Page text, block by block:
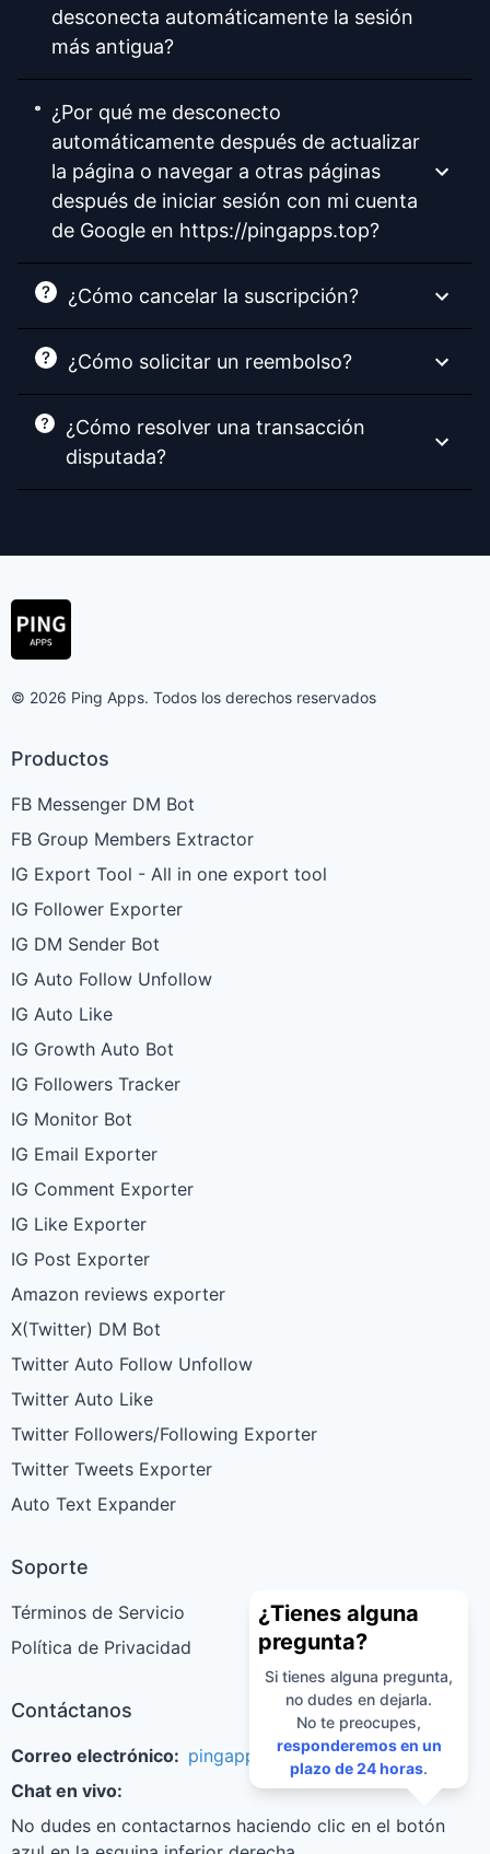
desconecta automáticamente la sesión
más antigua?
¿Por qué me desconecto
automáticamente después de actualizar
la página o navegar a otras páginas
después de iniciar sesión con mi cuenta
de Google en https://pingapps.top?
¿Cómo cancelar la suscripción?
¿Cómo solicitar un reembolso?
¿Cómo resolver una transacción
disputada?
© 2026 Ping Apps. Todos los derechos reservados
Productos
FB Messenger DM Bot
FB Group Members Extractor
IG Export Tool - All in one export tool
IG Follower Exporter
IG DM Sender Bot
IG Auto Follow Unfollow
IG Auto Like
IG Growth Auto Bot
IG Followers Tracker
IG Monitor Bot
IG Email Exporter
IG Comment Exporter
IG Like Exporter
IG Post Exporter
Amazon reviews exporter
X(Twitter) DM Bot
Twitter Auto Follow Unfollow
Twitter Auto Like
Twitter Followers/Following Exporter
Twitter Tweets Exporter
Auto Text Expander
Soporte
Términos de Servicio
Política de Privacidad
Contáctanos
Correo electrónico: pingappsteam@tailang.top
Chat en vivo:
No dudes en contactarnos haciendo clic en el botón
¿Tienes alguna
pregunta?
Si tienes alguna pregunta,
no dudes en dejarla.
No te preocupes,
responderemos en un
plazo de 24 horas.